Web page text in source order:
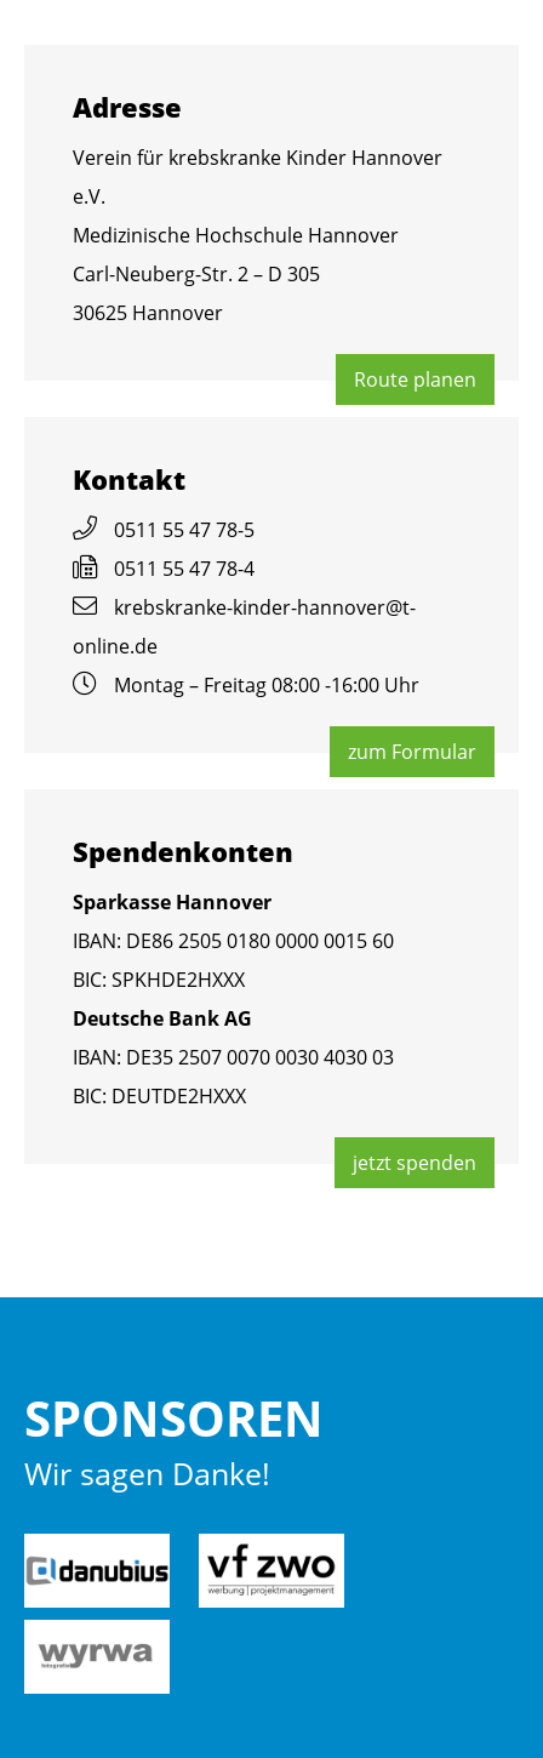
Adres­se
Ver­ein für krebs­kran­ke Kin­der Han­no­ver
e.V.
Me­di­zi­ni­sche Hoch­schu­le Han­no­ver
Carl-Neu­berg-Str. 2 – D 305
30625 Han­no­ver
Route pla­nen
Kon­takt
0511 55 47 78-5
0511 55 47 78-4
krebs­kran­ke-kin­der-han­no­ver@​t-​
online.​de
Mon­tag – Frei­tag 08:00 -16:00 Uhr
zum For­mu­lar
Spen­den­kon­ten
Spar­kas­se Han­no­ver
IBAN: DE86 2505 0180 0000 0015 60
BIC: SPKHDE2HXXX
Deut­sche Bank AG
IBAN: DE35 2507 0070 0030 4030 03
BIC: DEUT­DE2HXXX
jetzt spen­den
SPON­SO­REN
Wir sagen Danke!